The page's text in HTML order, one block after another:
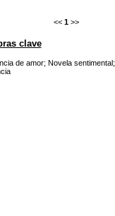
<< 1 >>
clave
de amor; Novela sentimental;